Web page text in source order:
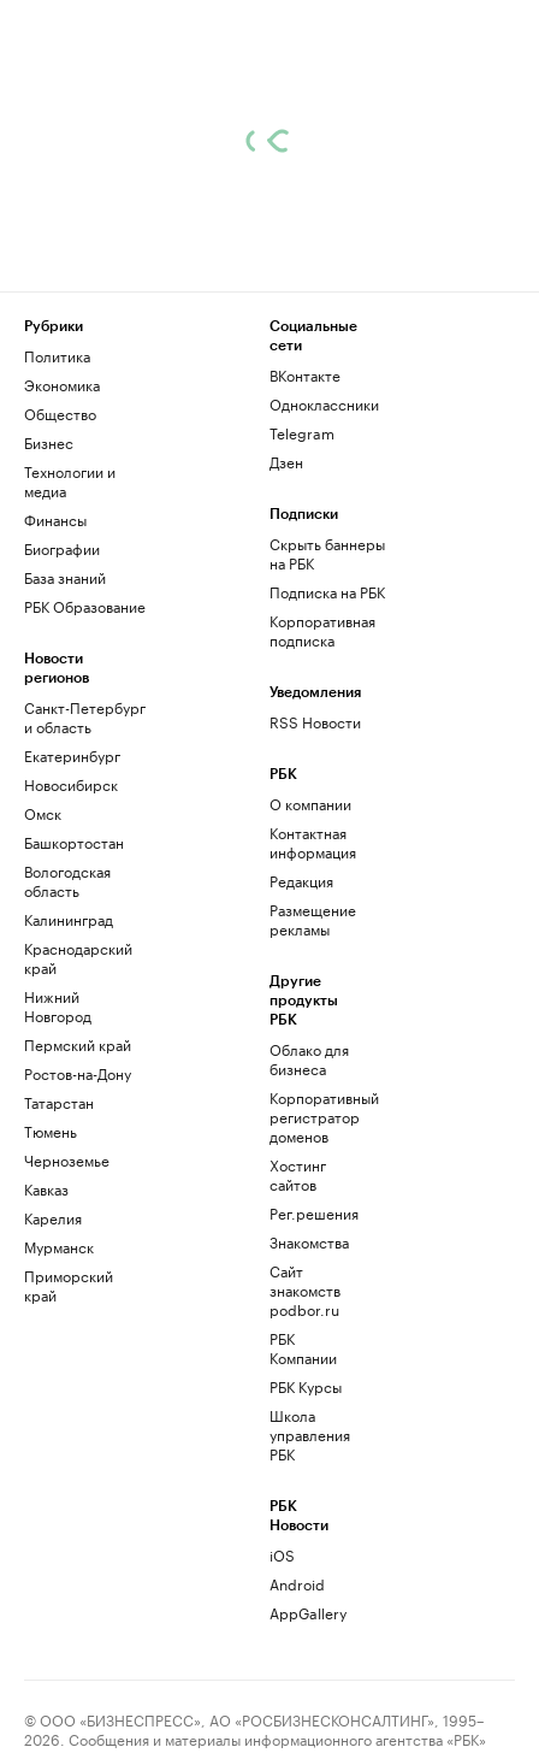
Рубрики
Политика
Экономика
Общество
Бизнес
Технологии и
медиа
Финансы
Биографии
База знаний
РБК Образование
Новости
регионов
Санкт-Петербург
и область
Екатеринбург
Новосибирск
Омск
Башкортостан
Вологодская
область
Калининград
Краснодарский
край
Нижний
Новгород
Пермский край
Ростов-на-Дону
Татарстан
Тюмень
Черноземье
Кавказ
Карелия
Мурманск
Приморский
край
Социальные
сети
ВКонтакте
Одноклассники
Telegram
Дзен
Подписки
Скрыть баннеры
на РБК
Подписка на РБК
Корпоративная
подписка
Уведомления
RSS Новости
РБК
О компании
Контактная
информация
Редакция
Размещение
рекламы
Другие
продукты
РБК
Облако для
бизнеса
Корпоративный
регистратор
доменов
Хостинг
сайтов
Рег.решения
Знакомства
Сайт
знакомств
podbor.ru
РБК
Компании
РБК Курсы
Школа
управления
РБК
РБК
Новости
iOS
Android
AppGallery
© ООО «БИЗНЕСПРЕСС», АО «РОСБИЗНЕСКОНСАЛТИНГ», 1995–
2026. Сообщения и материалы информационного агентства «РБК»